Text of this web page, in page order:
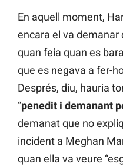
En aquell moment,
encara el va demanar
quan feia quan es
que es negava a fer-
Després, diu, hauria
“penedit i demanant
demanat que no
incident a Meghan
quan ella va veure